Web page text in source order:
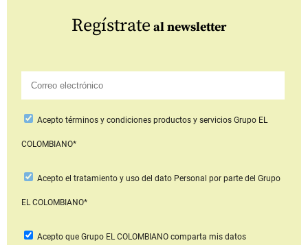
Regístrate al newsletter
Aceptotérminos y condiciones productos y serviciosGrupo EL
COLOMBIANO*
Acepto el tratamiento y uso del dato Personal por parte del Grupo
EL COLOMBIANO*
Acepto que Grupo EL COLOMBIANOcomparta mis datos